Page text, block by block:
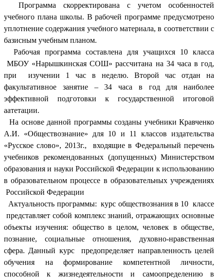
Программа скорректирована с учетом особенностей
учебного плана школы. В рабочей программе предусмотрено
уплотнение содержания учебного материала, в соответствии с
базисным учебным планом.
Рабочая программа составлена для учащихся 10 класса
МБОУ «Нарышкинская СОШ» рассчитана на 34 часа в год,
при изучении 1 час в неделю. Второй час отдан на
факультативное занятие – 34 часа в год для наиболее
эффективной подготовки к государственной итоговой
аатетации.
На основе данной программы созданы учебники Кравченко
А.И. «Обществознание» для 10 и 11 классов издательства
«Русское слово», 2013г., входящие в Федеральный перечень
учебников рекомендованных (допущенных) Министерством
образования и науки Российской Федерации к использованию
в образовательном процессе в образовательных учреждениях
Российской Федерации
Актуальность программы: курс обществознания в 10 классе
представляет собой комплекс знаний, отражающих основные
объекты изучения: общество в целом, человек в обществе,
познание, социальные отношения, духовно-нравственная
сфера. Данный курс предопределяет направленность целей
обучения на формирование компетентной личности,
способной к жизнедеятельности и самоопределению в